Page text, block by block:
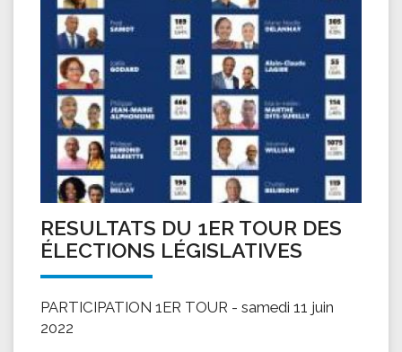
RESULTATS DU 1ER TOUR DES
ÉLECTIONS LÉGISLATIVES
PARTICIPATION 1ER TOUR - samedi 11 juin
2022